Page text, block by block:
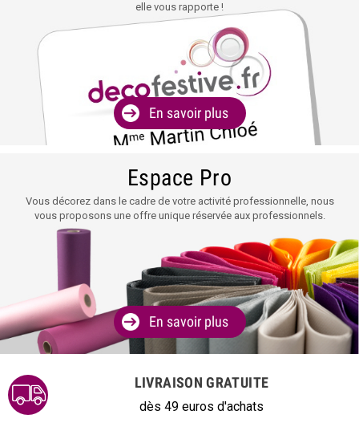
elle vous rapporte !
En savoir plus
Espace Pro
Vous décorez dans le cadre de votre activité professionnelle, nous
vous proposons une offre unique réservée aux professionnels.
En savoir plus
LIVRAISON GRATUITE
dès 49 euros d'achats